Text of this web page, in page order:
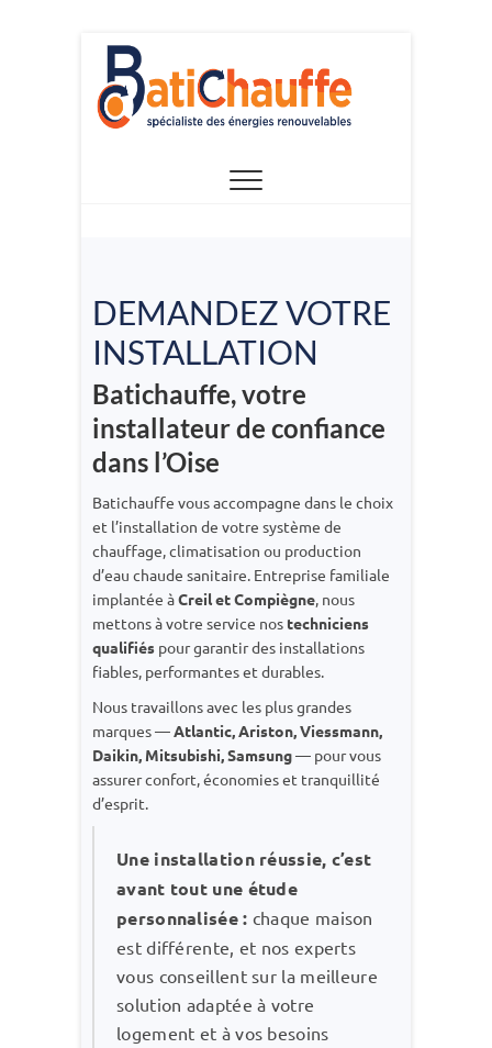
Skip
content
DEMANDEZ VOTRE
INSTALLATION
Batichauffe, votre
installateur de confiance
dans l’Oise
Batichauffe vous accompagne dans le choix
et l’installation de votre système de
chauffage, climatisation ou production
d’eau chaude sanitaire. Entreprise familiale
implantée àCreil et Compiègne, nous
mettons à votre service nos techniciens
qualifiés pour garantir des installations
fiables, performantes et durables.
Nous travaillons avec les plus grandes
marques —Atlantic, Ariston, Viessmann,
Daikin, Mitsubishi, Samsung— pour vous
assurer confort, économies et tranquillité
d’esprit.
Une installation réussie, c’est
avant tout une étude
personnalisée : chaque maison
est différente, et nos experts
vous conseillent sur la meilleure
solution adaptée à votre
logement et à vos besoins